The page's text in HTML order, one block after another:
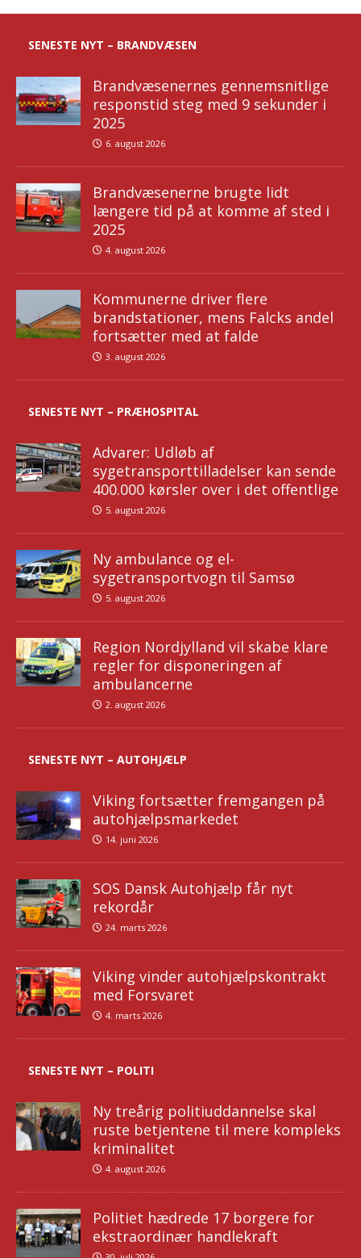
SENESTE NYT – BRANDVÆSEN
Brandvæsenernes gennemsnitlige
responstid steg med 9 sekunder i
2025
6. august 2026
Brandvæsenerne brugte lidt
længere tid på at komme af sted i
2025
4. august 2026
Kommunerne driver flere
brandstationer, mens Falcks andel
fortsætter med at falde
3. august 2026
SENESTE NYT – PRÆHOSPITAL
Advarer: Udløb af
sygetransporttilladelser kan sende
400.000 kørsler over i det offentlige
5. august 2026
Ny ambulance og el-
sygetransportvogn til Samsø
5. august 2026
Region Nordjylland vil skabe klare
regler for disponeringen af
ambulancerne
2. august 2026
SENESTE NYT – AUTOHJÆLP
Viking fortsætter fremgangen på
autohjælpsmarkedet
14. juni 2026
SOS Dansk Autohjælp får nyt
rekordår
24. marts 2026
Viking vinder autohjælpskontrakt
med Forsvaret
4. marts 2026
SENESTE NYT – POLITI
Ny treårig politiuddannelse skal
ruste betjentene til mere kompleks
kriminalitet
4. august 2026
Politiet hædrede 17 borgere for
ekstraordinær handlekraft